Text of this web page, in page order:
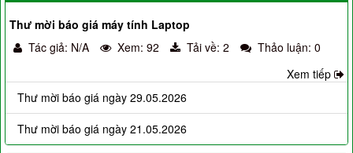
Thư mời báo giá máy tính Laptop
Tác giả: N/A
Xem: 92 Tải về: 2
Thảo luận: 0
Xem tiếp
Thư mời báo giá ngày 29.05.2026
Thư mời báo giá ngày 21.05.2026